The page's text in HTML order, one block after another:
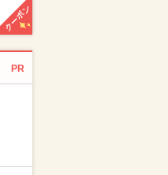
クーポン
PR